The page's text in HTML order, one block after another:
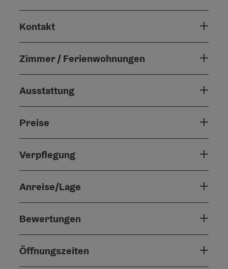
Kontakt
Zimmer / Ferienwohnungen
Ausstattung
Preise
Verpflegung
Anreise/Lage
Bewertungen
Öffnungszeiten